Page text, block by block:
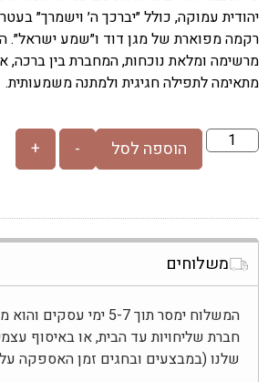
יהודית עמוקה, כולל ״יברכך ה׳ וישמרך״
רקמה מפוארת של מגן דוד ו״שמע ישראל״.
מרשימה ומלאת נוכחות, המחברת בין ברכה,
מתאימה לתפילה חגיגית ולמתנה משמעותית.
-
+ הוספה לסל
משלוחים
המשלוח ימסר תוך 5-7 ימי
חברת שליחויות עד הבית, או באיסוף
שלנו (במבצעים ובחגים זמן האספקה